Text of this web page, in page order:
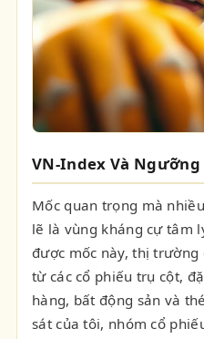
VN-Index Và
Mốc quan trọng mà
lẽ là vùng kháng cự tâm
được mốc này, thị
từ các cổ phiếu trụ cột,
hàng, bất động sản và
sát của tôi, nhóm cổ